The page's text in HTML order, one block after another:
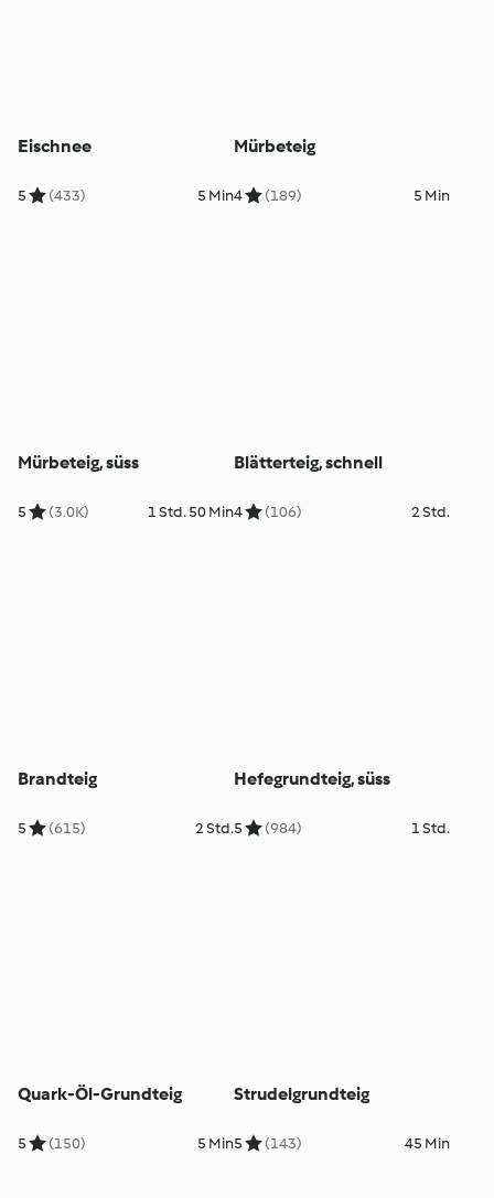
Eischnee
5 (433) 5 Min
Mürbeteig
4 (189) 5 Min
Mürbeteig, süss
5 (3.0K) 1 Std. 50 Min
Blätterteig, schnell
4 (106) 2 Std.
Brandteig
5 (615) 2 Std.
Hefegrundteig, süss
5 (984) 1 Std.
Quark-Öl-Grundteig
5 (150) 5 Min
Strudelgrundteig
5 (143) 45 Min